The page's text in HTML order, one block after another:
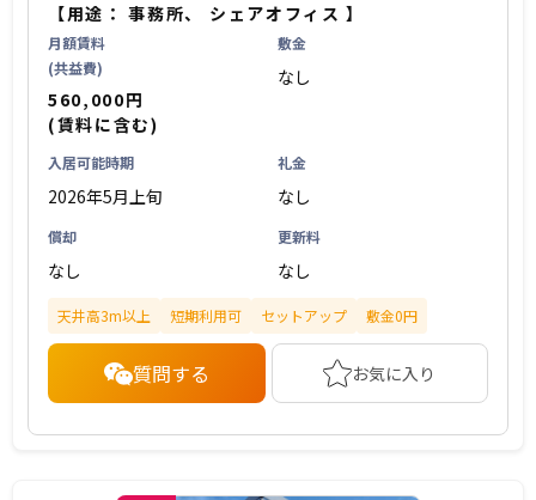
【用途：事務所、 シェアオフィス 】
月額賃料
(共益費)
560,000円
(賃料に含む)
敷金
なし
入居可能時期
2026年5月上旬
礼金
なし
償却
なし
更新料
なし
天井高3m以上 短期利用可 セットアップ 敷金0円
質問する お気に入り